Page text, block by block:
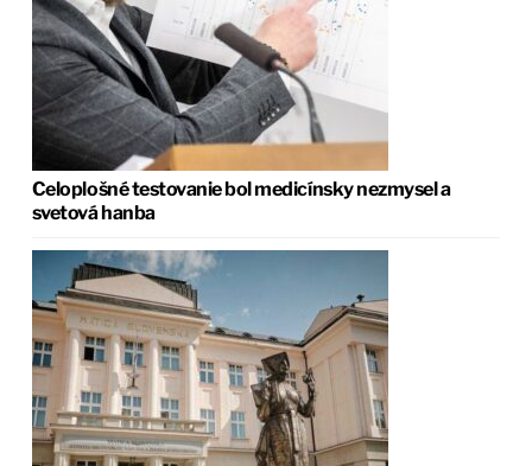
Celoplošné testovanie bol medicínsky nezmysel a
svetová hanba